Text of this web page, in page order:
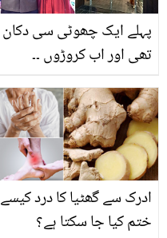
پہلے ایک چھوٹی سی دکان
تھی اور اب کروڑوں ۔۔
کھاڈی دنیا بھر میں کیسے
مشہور ہوا؟ مالک کی کہانی
ادرک سے گھٹیا کا درد کیسے
ختم کیا جا سکتا ہے؟